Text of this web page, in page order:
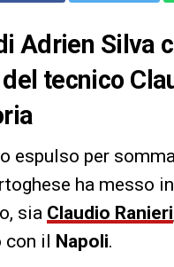
Adrien
tecnico
espulso per
ha messo
sia Claudio Ranieri
con il Napoli.